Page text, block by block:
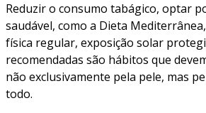
Reduzir o consumo tabágico, optar
saudável, como a Dieta
física regular, exposição solar
recomendadas são hábitos que
não exclusivamente pela pele, mas
todo.